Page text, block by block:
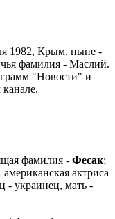
1982, Крым, ныне -
фамилия - Маслий.
"Новости" и
фамилия - Фесак;
актриса
- украинец, мать -